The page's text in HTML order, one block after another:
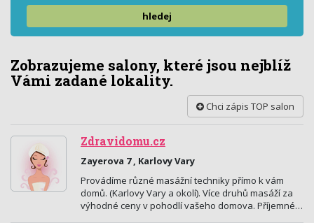
hledej
Zobrazujeme salony, které jsou nejblíž
Vámi zadané lokality.
Chci zápis TOP salon
Zdravidomu.cz
Zayerova 7 , Karlovy Vary
Provádíme různé masážní techniky přímo k vám
domů. (Karlovy Vary a okolí). Více druhů masáží za
výhodné ceny v pohodlí vašeho domova. Příjemné…